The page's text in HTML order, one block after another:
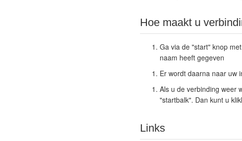
Hoe maakt u
Ga via de "start" knop
naam heeft gegeven
Er wordt daarna naar uw
Als u de verbinding weer
"startbalk". Dan kunt u
Links